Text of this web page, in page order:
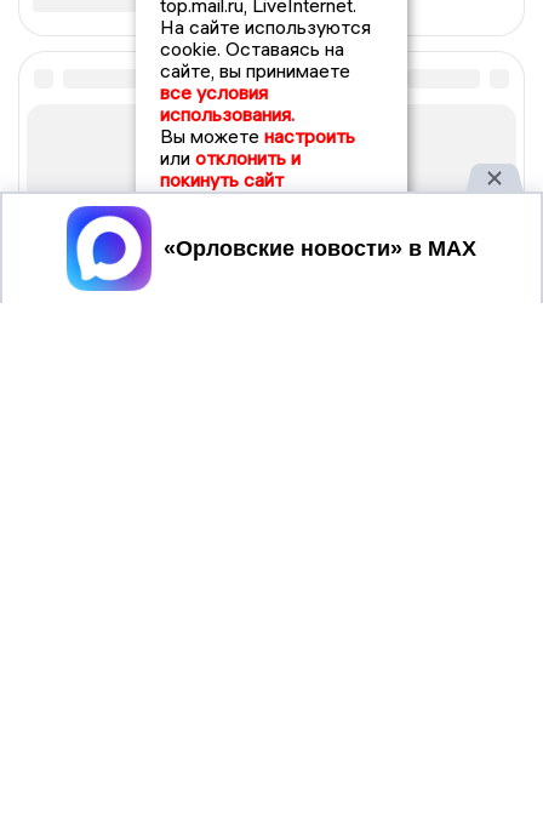
top.mail.ru, LiveInternet.
На сайте используются
cookie. Оставаясь на
сайте, вы принимаете
все условия
использования.
Вы можете настроить
или отклонить и
покинуть сайт
Принять